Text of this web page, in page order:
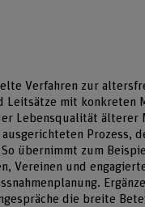
Verfahren zur
Leitsätze mit konkreten
Lebensqualität älterer
Prozess,
übernimmt zum
Vereinen und
die breite